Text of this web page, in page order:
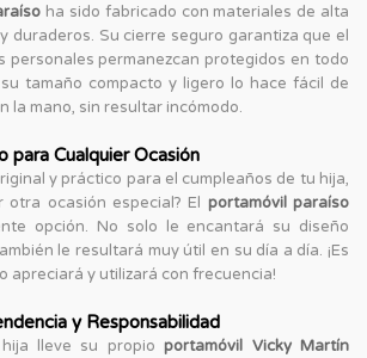
ha sido fabricado con materiales de alta
duraderos. Su cierre seguro garantiza que el
personales permanezcan protegidos en todo
tamaño compacto y ligero lo hace fácil de
la mano, sin resultar incómodo.
para Cualquier Ocasión
y práctico para el cumpleaños de tu hija,
otra ocasión especial? El portamóvil paraíso
opción. No solo le encantará su diseño
le resultará muy útil en su día a día. ¡Es
apreciará y utilizará con frecuencia!
y Responsabilidad
lleve su propioportamóvil Vicky Martín